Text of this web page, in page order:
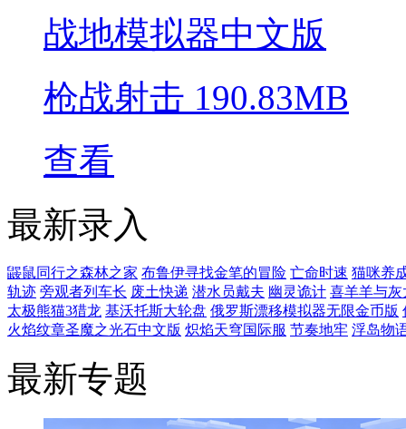
战地模拟器中文版
枪战射击 190.83MB
查看
最新录入
鼹鼠同行之森林之家 布鲁伊寻找金笔的冒险 亡命时速 猫咪养
轨迹 旁观者列车长 废土快递 潜水员戴夫 幽灵诡计 喜羊羊与灰
太极熊猫3猎龙 基沃托斯大轮盘 俄罗斯漂移模拟器无限金币版
火焰纹章圣魔之光石中文版 炽焰天穹国际服 节奏地牢 浮岛物
最新专题